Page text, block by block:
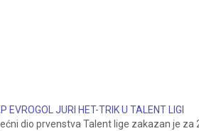
EVROGOL JURI HET-TRIK U TALENT LIGI
dio prvenstva Talent lige zakazan je za